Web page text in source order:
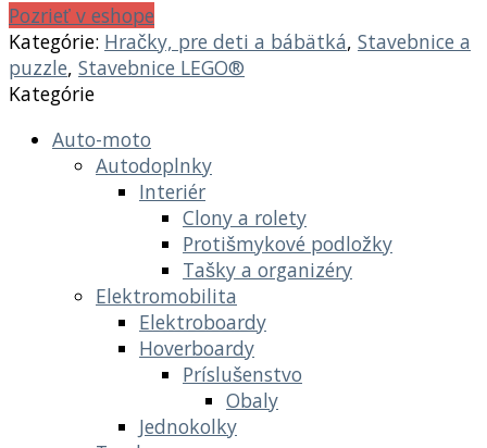
Pozrieť v eshope
Kategórie: Hračky, pre deti a bábätká, Stavebnice a
puzzle, Stavebnice LEGO®
Kategórie
Auto-moto
Autodoplnky
Interiér
Clony a rolety
Protišmykové podložky
Tašky a organizéry
Elektromobilita
Elektroboardy
Hoverboardy
Príslušenstvo
Obaly
Jednokolky